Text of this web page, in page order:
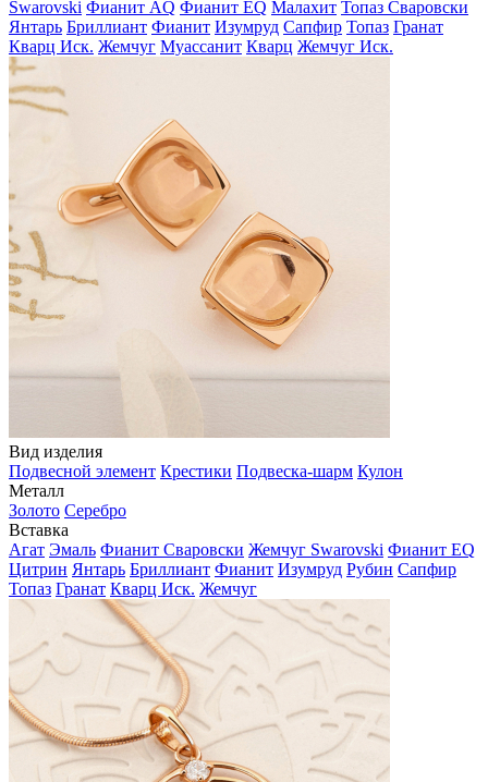
Swarovski Фианит AQ Фианит EQ Малахит Топаз Сваровски
Янтарь Бриллиант Фианит Изумруд Сапфир Топаз Гранат
Кварц Иск. Жемчуг Муассанит Кварц Жемчуг Иск.
Вид изделия
Подвесной элемент Крестики Подвеска-шарм Кулон
Металл
Золото Серебро
Вставка
Агат Эмаль Фианит Сваровски Жемчуг Swarovski Фианит EQ
Цитрин Янтарь Бриллиант Фианит Изумруд Рубин Сапфир
Топаз Гранат Кварц Иск. Жемчуг